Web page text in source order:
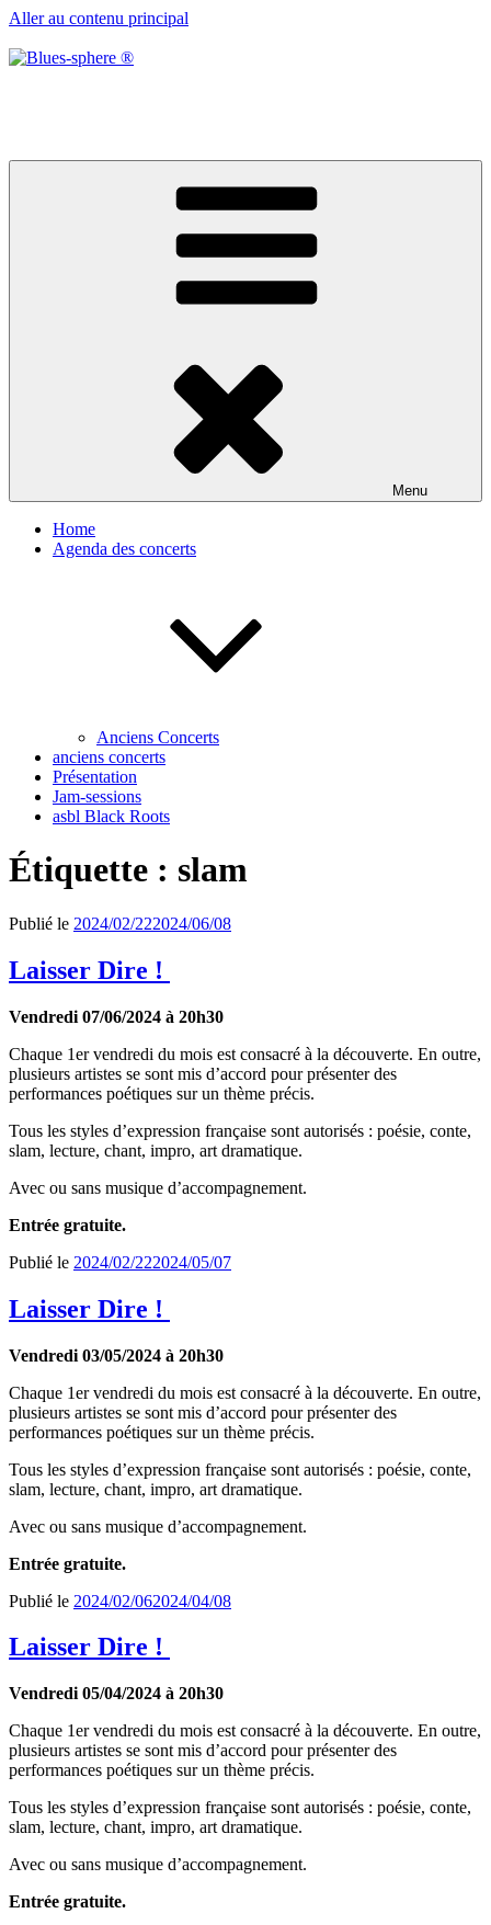
Aller au contenu principal
Menu
Home
Agenda des concerts
Anciens Concerts
anciens concerts
Présentation
Jam-sessions
asbl Black Roots
Étiquette : slam
Publié le 2024/02/222024/06/08
Laisser Dire !
Vendredi 07/06/2024 à 20h30
Chaque 1er vendredi du mois est consacré à la découverte. En outre,
plusieurs artistes se sont mis d’accord pour présenter des
performances poétiques sur un thème précis.
Tous les styles d’expression française sont autorisés : poésie, conte,
slam, lecture, chant, impro, art dramatique.
Avec ou sans musique d’accompagnement.
Entrée gratuite.
Publié le 2024/02/222024/05/07
Laisser Dire !
Vendredi 03/05/2024 à 20h30
Chaque 1er vendredi du mois est consacré à la découverte. En outre,
plusieurs artistes se sont mis d’accord pour présenter des
performances poétiques sur un thème précis.
Tous les styles d’expression française sont autorisés : poésie, conte,
slam, lecture, chant, impro, art dramatique.
Avec ou sans musique d’accompagnement.
Entrée gratuite.
Publié le 2024/02/062024/04/08
Laisser Dire !
Vendredi 05/04/2024 à 20h30
Chaque 1er vendredi du mois est consacré à la découverte. En outre,
plusieurs artistes se sont mis d’accord pour présenter des
performances poétiques sur un thème précis.
Tous les styles d’expression française sont autorisés : poésie, conte,
slam, lecture, chant, impro, art dramatique.
Avec ou sans musique d’accompagnement.
Entrée gratuite.